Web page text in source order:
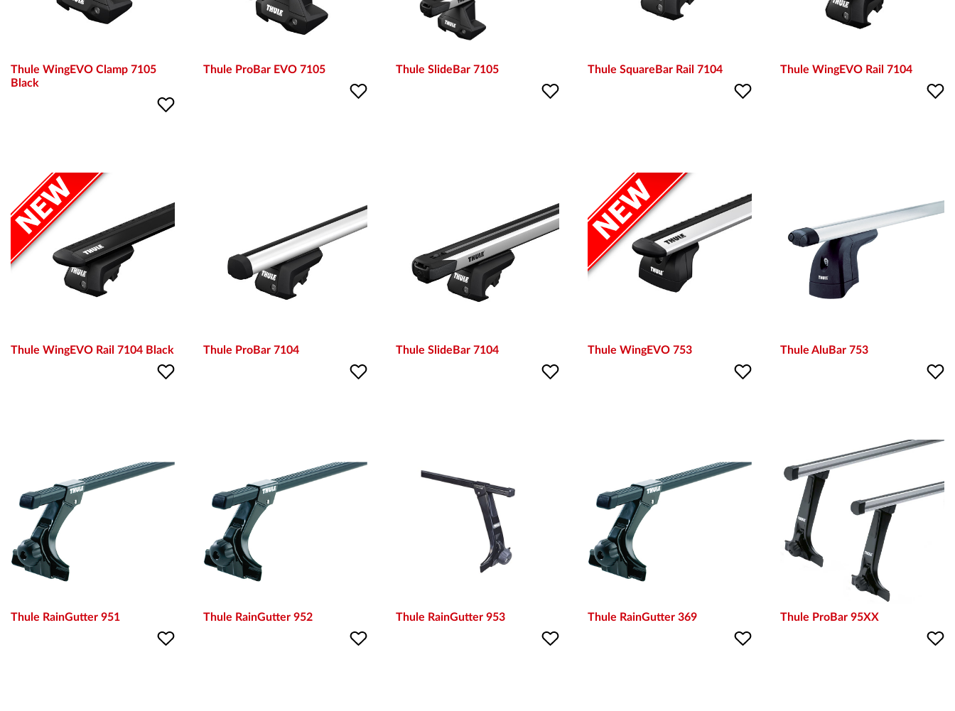
Thule WingEVO Clamp 7105
Black
Thule ProBar EVO 7105 Thule SlideBar 7105 Thule SquareBar Rail 7104 Thule WingEVO Rail 7104
Thule WingEVO Rail 7104 Black Thule ProBar 7104 Thule SlideBar 7104 Thule WingEVO 753 Thule AluBar 753
Thule RainGutter 951 Thule RainGutter 952 Thule RainGutter 953 Thule RainGutter 369 Thule ProBar 95XX